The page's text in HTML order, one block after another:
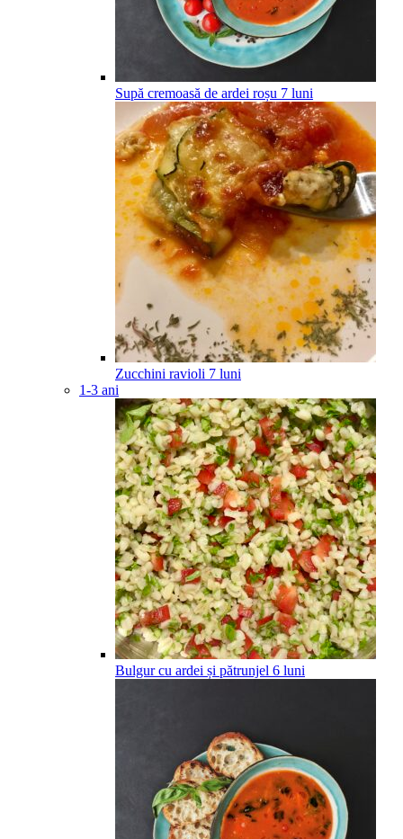
Supă cremoasă de ardei roșu 7 luni
Zucchini ravioli 7 luni
1-3 ani
Bulgur cu ardei și pătrunjel 6 luni